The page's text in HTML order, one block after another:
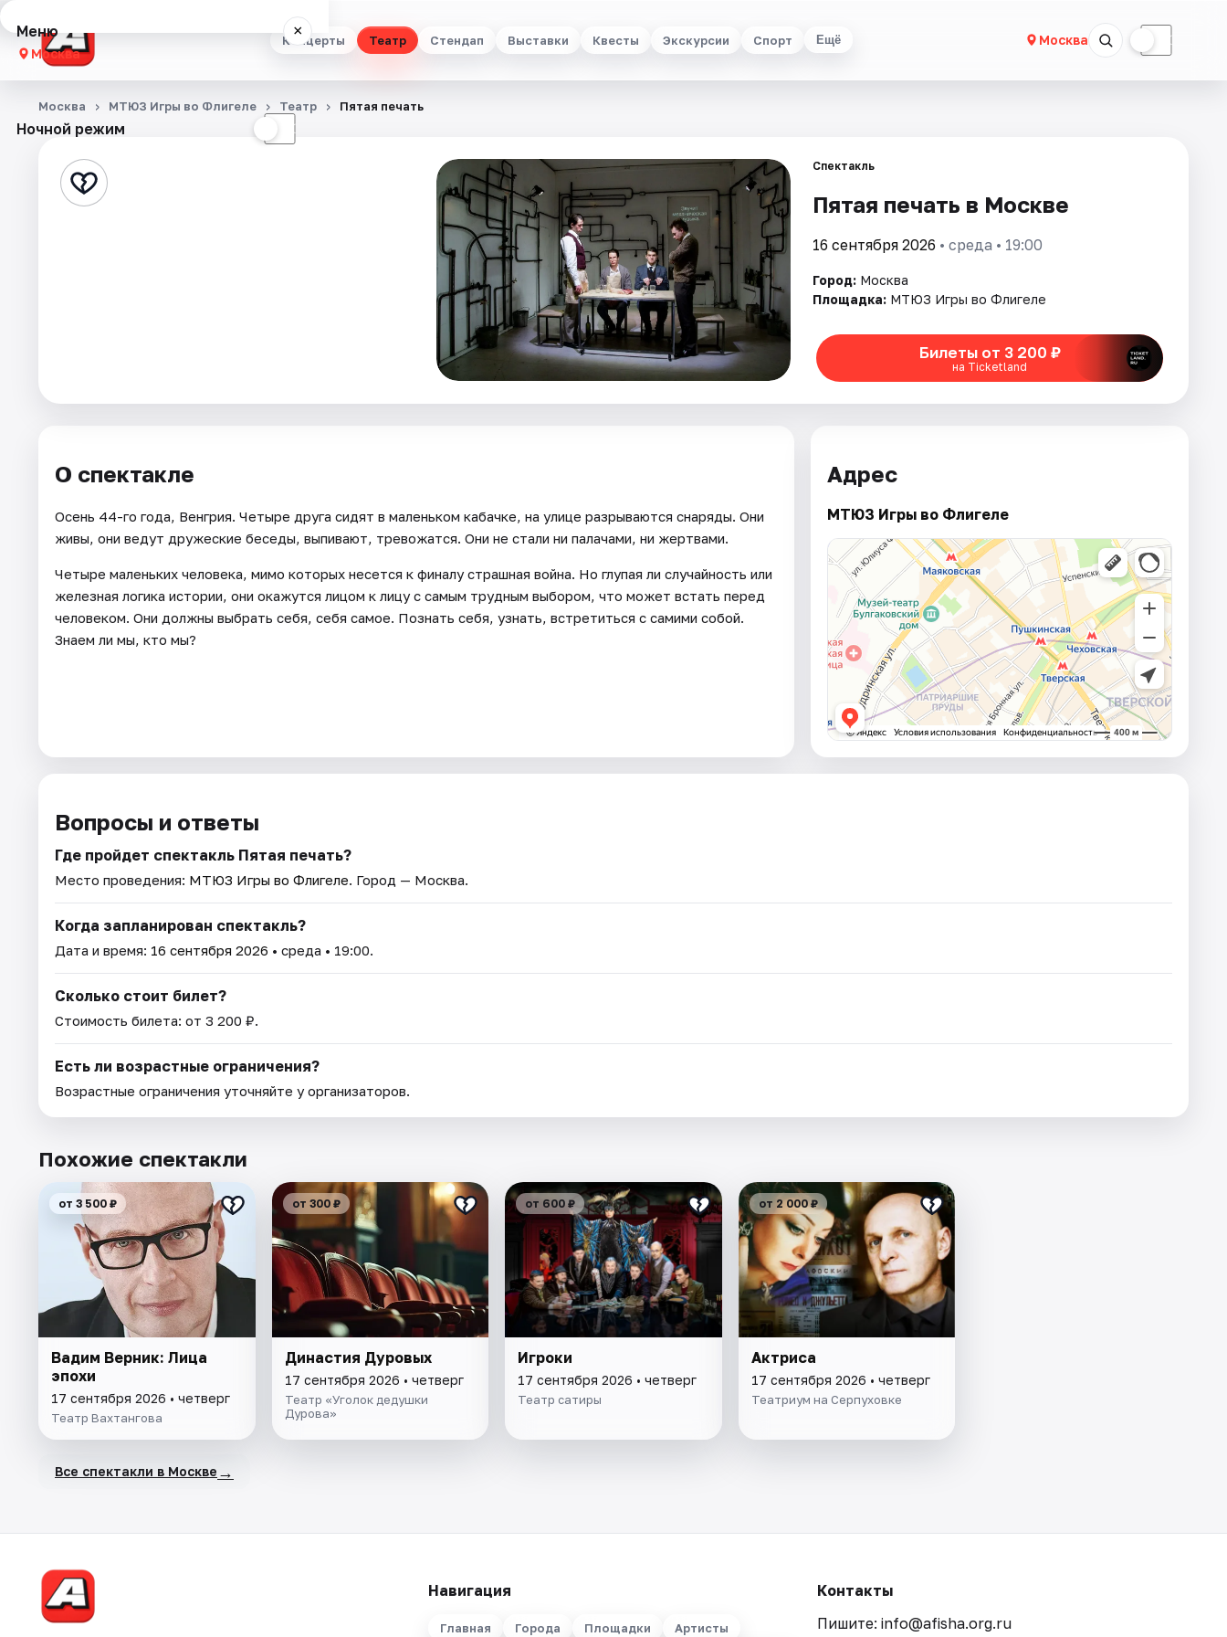
Концерты Театр Стендап Выставки Квесты Экскурсии Спорт Ещё Москва ☾
Меню ×
Москва
Концерты
Стендап
Артисты
Ночной режим ☾
Москва МТЮЗ Игры во Флигеле Театр Пятая печать
Спектакль
Пятая печать в Москве
16 сентября 2026 • среда • 19:00
Город: Москва
Площадка: МТЮЗ Игры во Флигеле
Билеты от 3 200 ₽
на Ticketland
О спектакле
Осень 44-го года, Венгрия. Четыре друга сидят в маленьком кабачке, на улице разрываются снаряды. Они
живы, они ведут дружеские беседы, выпивают, тревожатся. Они не стали ни палачами, ни жертвами.
Четыре маленьких человека, мимо которых несется к финалу страшная война. Но глупая ли случайность или
железная логика истории, они окажутся лицом к лицу с самым трудным выбором, что может встать перед
человеком. Они должны выбрать себя, себя самое. Познать себя, узнать, встретиться с самими собой.
Знаем ли мы, кто мы?
Адрес
МТЮЗ Игры во Флигеле
Вопросы и ответы
Где пройдет спектакль Пятая печать?
Место проведения: МТЮЗ Игры во Флигеле. Город — Москва.
Когда запланирован спектакль?
Дата и время: 16 сентября 2026 • среда • 19:00.
Сколько стоит билет?
Стоимость билета: от 3 200 ₽.
Есть ли возрастные ограничения?
Возрастные ограничения уточняйте у организаторов.
Похожие спектакли
от 3 500 ₽
Вадим Верник: Лица
эпохи
17 сентября 2026 • четверг
Театр Вахтангова
от 300 ₽
Династия Дуровых
17 сентября 2026 • четверг
Театр «Уголок дедушки
Дурова»
от 600 ₽
Игроки
17 сентября 2026 • четверг
Театр сатиры
от 2 000 ₽
Актриса
17 сентября 2026 • четверг
Театриум на Серпуховке
Все спектакли в Москве →
Навигация
Главная Города Площадки Артисты
Контакты
Пишите: info@afisha.org.ru